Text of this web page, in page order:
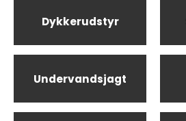
Dykkerudstyr
Undervandsjagt